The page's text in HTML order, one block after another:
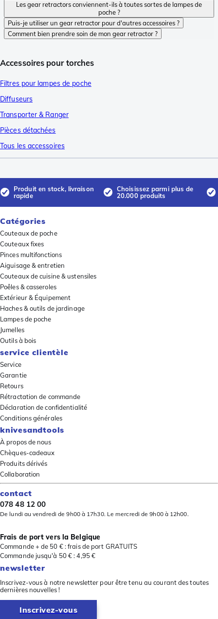
Les gear retractors conviennent-ils à toutes sortes de lampes de
poche ?
Puis-je utiliser un gear retractor pour d'autres accessoires ?
Comment bien prendre soin de mon gear retractor ?
Accessoires pour torches
Filtres pour lampes de poche
Diffuseurs
Transporter & Ranger
Pièces détachées
Tous les accessoires
Produit en stock, livraison
rapide
Choisissez parmi plus de
20.000 produits
Catégories
Couteaux de poche
Couteaux fixes
Pinces multifonctions
Aiguisage & entretien
Couteaux de cuisine & ustensiles
Poêles & casseroles
Extérieur & Équipement
Haches & outils de jardinage
Lampes de poche
Jumelles
Outils à bois
service clientèle
Service
Garantie
Retours
Rétractation de commande
Déclaration de confidentialité
Conditions générales
knivesandtools
À propos de nous
Chèques-cadeaux
Produits dérivés
Collaboration
contact
078 48 12 00
De lundi au vendredi de 9h00 à 17h30. Le mercredi de 9h00 à 12h00.
Frais de port vers la Belgique
Commande + de 50 € : frais de port GRATUITS
Commande jusqu'à 50 € : 4,95 €
newsletter
Inscrivez-vous à notre newsletter pour être tenu au courant des toutes
dernières nouvelles !
Inscrivez-vous